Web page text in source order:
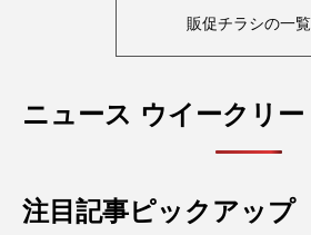
販促チラシの一覧
ニュース ウイークリー
注目記事ピックアップ